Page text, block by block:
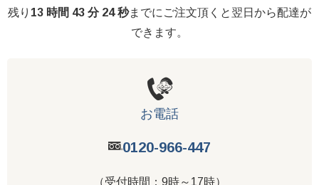
残り 13 時間 43 分 23 秒までにご注文頂くと翌日から配達が
できます。
お電話
0120-966-447
（受付時間：9時～17時）